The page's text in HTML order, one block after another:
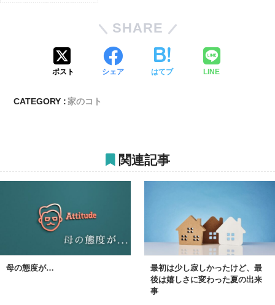
SHARE
ポスト シェア はてブ LINE
CATEGORY : 家のコト
関連記事
母の態度が…
最初は少し寂しかったけど、最
後は嬉しさに変わった夏の出来
事